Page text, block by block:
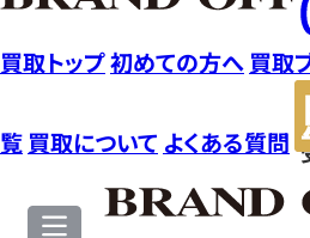
ー
買取トップ初めての方へ 買取
覧 買取について よくある質問